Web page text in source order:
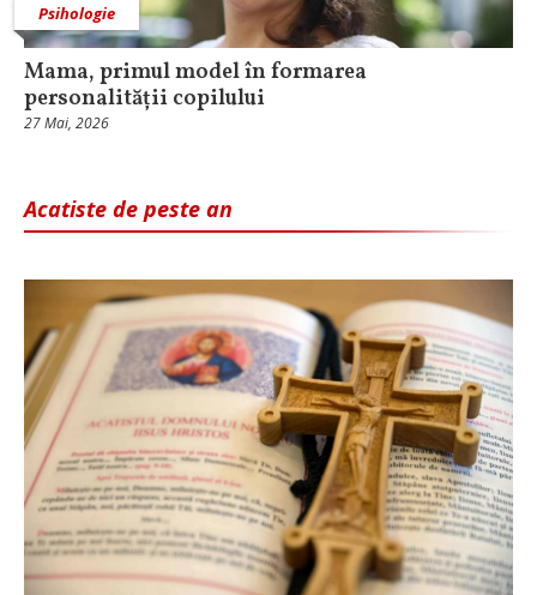
Psihologie
Mama, primul model în formarea
personalității copilului
27 Mai, 2026
Acatiste de peste an